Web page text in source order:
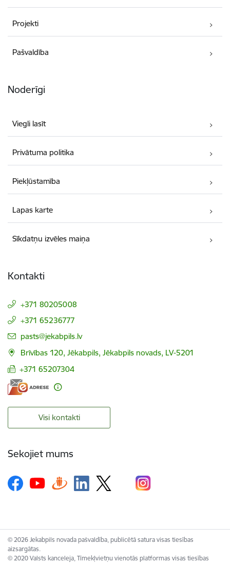
Projekti
Pašvaldība
Noderīgi
Viegli lasīt
Privātuma politika
Piekļūstamība
Lapas karte
Sīkdatņu izvēles maiņa
Kontakti
+371 80205008
+371 65236777
E-pasts:
pasts@jekabpils.lv
Brīvības 120, Jēkabpils, Jēkabpils novads, LV-5201
+371 65207304
Visi kontakti
Sekojiet mums
© 2026 Jekabpils novada pašvaldība, publicētā satura visas tiesības
aizsargātas.
© 2020 Valsts kanceleja, Tīmekļvietņu vienotās platformas visas tiesības